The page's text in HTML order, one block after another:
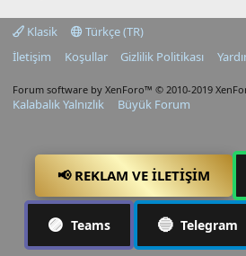
Klasik
Türkçe (TR)
İletişim
Koşullar Gizlilik Politikası
Forum software by XenForo™ © 2010-2019
Kalabalık Yalnızlık Büyük Forum
📢 REKLAM VE İLETIŞIM
🟣 Teams 🔵 Telegram